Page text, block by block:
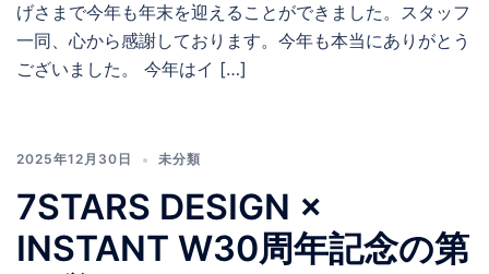
げさまで今年も年末を迎えることができました。スタッフ
一同、心から感謝しております。今年も本当にありがとう
ございました。 今年はイ […]
2025年12月30日 未分類
7STARS DESIGN ×
INSTANT W30周年記念の第